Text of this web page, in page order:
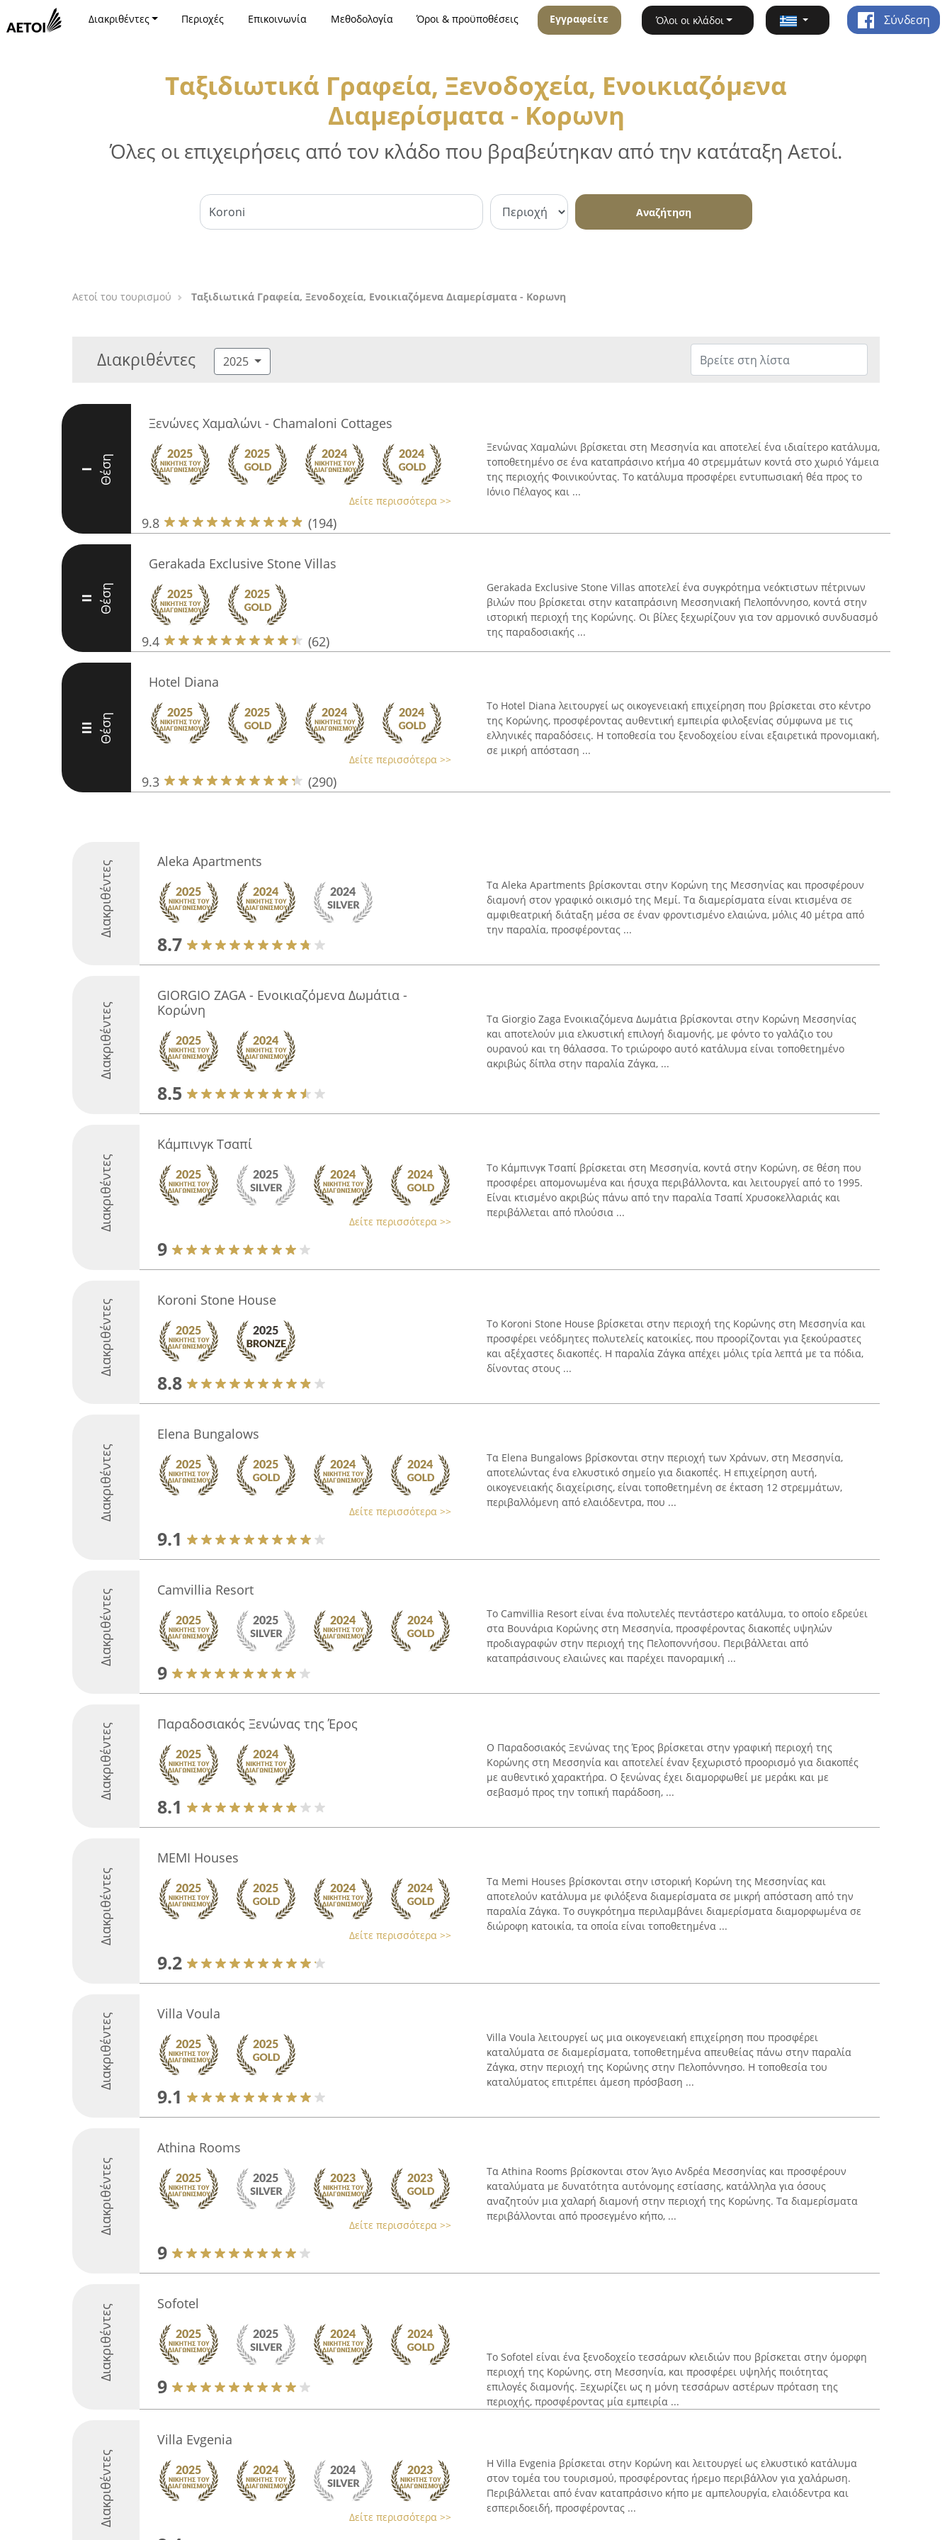
Διακριθέντες Περιοχές Επικοινωνία Μεθοδολογία Όροι & προϋποθέσεις Εγγραφείτε Όλοι οι κλάδοι Σύνδεση
Ταξιδιωτικά Γραφεία, Ξενοδοχεία, Ενοικιαζόμενα
Διαμερίσματα - Κορωνη
Όλες οι επιχειρήσεις από τον κλάδο που βραβεύτηκαν από την κατάταξη Αετοί.
Αναζήτηση
Αετοί του τουρισμού Ταξιδιωτικά Γραφεία, Ξενοδοχεία, Ενοικιαζόμενα Διαμερίσματα - Κορωνη
Διακριθέντες 2025
I Θέση
Ξενώνες Χαμαλώνι - Chamaloni Cottages
Δείτε περισσότερα >>
9.8 (194)
Ξενώνας Χαμαλώνι βρίσκεται στη Μεσσηνία και αποτελεί ένα ιδιαίτερο κατάλυμα,
τοποθετημένο σε ένα καταπράσινο κτήμα 40 στρεμμάτων κοντά στο χωριό Υάμεια
της περιοχής Φοινικούντας. Το κατάλυμα προσφέρει εντυπωσιακή θέα προς το
Ιόνιο Πέλαγος και ...
II Θέση
Gerakada Exclusive Stone Villas
9.4 (62)
Gerakada Exclusive Stone Villas αποτελεί ένα συγκρότημα νεόκτιστων πέτρινων
βιλών που βρίσκεται στην καταπράσινη Μεσσηνιακή Πελοπόννησο, κοντά στην
ιστορική περιοχή της Κορώνης. Οι βίλες ξεχωρίζουν για τον αρμονικό συνδυασμό
της παραδοσιακής ...
III Θέση
Hotel Diana
Δείτε περισσότερα >>
9.3 (290)
Το Hotel Diana λειτουργεί ως οικογενειακή επιχείρηση που βρίσκεται στο κέντρο
της Κορώνης, προσφέροντας αυθεντική εμπειρία φιλοξενίας σύμφωνα με τις
ελληνικές παραδόσεις. Η τοποθεσία του ξενοδοχείου είναι εξαιρετικά προνομιακή,
σε μικρή απόσταση ...
Διακριθέντες Aleka Apartments
8.7
Τα Aleka Apartments βρίσκονται στην Κορώνη της Μεσσηνίας και προσφέρουν
διαμονή στον γραφικό οικισμό της Μεμί. Τα διαμερίσματα είναι κτισμένα σε
αμφιθεατρική διάταξη μέσα σε έναν φροντισμένο ελαιώνα, μόλις 40 μέτρα από
την παραλία, προσφέροντας ...
Διακριθέντες
GIORGIO ZAGA - Ενοικιαζόμενα Δωμάτια -
Κορώνη
8.5
Τα Giorgio Zaga Ενοικιαζόμενα Δωμάτια βρίσκονται στην Κορώνη Μεσσηνίας
και αποτελούν μια ελκυστική επιλογή διαμονής, με φόντο το γαλάζιο του
ουρανού και τη θάλασσα. Το τριώροφο αυτό κατάλυμα είναι τοποθετημένο
ακριβώς δίπλα στην παραλία Ζάγκα, ...
Διακριθέντες
Κάμπινγκ Τσαπί
Δείτε περισσότερα >>
9
Το Κάμπινγκ Τσαπί βρίσκεται στη Μεσσηνία, κοντά στην Κορώνη, σε θέση που
προσφέρει απομονωμένα και ήσυχα περιβάλλοντα, και λειτουργεί από το 1995.
Είναι κτισμένο ακριβώς πάνω από την παραλία Τσαπί Χρυσοκελλαριάς και
περιβάλλεται από πλούσια ...
Διακριθέντες Koroni Stone House
8.8
Το Koroni Stone House βρίσκεται στην περιοχή της Κορώνης στη Μεσσηνία και
προσφέρει νεόδμητες πολυτελείς κατοικίες, που προορίζονται για ξεκούραστες
και αξέχαστες διακοπές. Η παραλία Ζάγκα απέχει μόλις τρία λεπτά με τα πόδια,
δίνοντας στους ...
Διακριθέντες
Elena Bungalows
Δείτε περισσότερα >>
9.1
Τα Elena Bungalows βρίσκονται στην περιοχή των Χράνων, στη Μεσσηνία,
αποτελώντας ένα ελκυστικό σημείο για διακοπές. Η επιχείρηση αυτή,
οικογενειακής διαχείρισης, είναι τοποθετημένη σε έκταση 12 στρεμμάτων,
περιβαλλόμενη από ελαιόδεντρα, που ...
Διακριθέντες Camvillia Resort
9
Το Camvillia Resort είναι ένα πολυτελές πεντάστερο κατάλυμα, το οποίο εδρεύει
στα Βουνάρια Κορώνης στη Μεσσηνία, προσφέροντας διακοπές υψηλών
προδιαγραφών στην περιοχή της Πελοποννήσου. Περιβάλλεται από
καταπράσινους ελαιώνες και παρέχει πανοραμική ...
Διακριθέντες Παραδοσιακός Ξενώνας της Έρος
8.1
Ο Παραδοσιακός Ξενώνας της Έρος βρίσκεται στην γραφική περιοχή της
Κορώνης στη Μεσσηνία και αποτελεί έναν ξεχωριστό προορισμό για διακοπές
με αυθεντικό χαρακτήρα. Ο ξενώνας έχει διαμορφωθεί με μεράκι και με
σεβασμό προς την τοπική παράδοση, ...
Διακριθέντες
MEMI Houses
Δείτε περισσότερα >>
9.2
Τα Memi Houses βρίσκονται στην ιστορική Κορώνη της Μεσσηνίας και
αποτελούν κατάλυμα με φιλόξενα διαμερίσματα σε μικρή απόσταση από την
παραλία Ζάγκα. Το συγκρότημα περιλαμβάνει διαμερίσματα διαμορφωμένα σε
διώροφη κατοικία, τα οποία είναι τοποθετημένα ...
Διακριθέντες Villa Voula
9.1
Villa Voula λειτουργεί ως μια οικογενειακή επιχείρηση που προσφέρει
καταλύματα σε διαμερίσματα, τοποθετημένα απευθείας πάνω στην παραλία
Ζάγκα, στην περιοχή της Κορώνης στην Πελοπόννησο. Η τοποθεσία του
καταλύματος επιτρέπει άμεση πρόσβαση ...
Διακριθέντες
Athina Rooms
Δείτε περισσότερα >>
9
Τα Athina Rooms βρίσκονται στον Άγιο Ανδρέα Μεσσηνίας και προσφέρουν
καταλύματα με δυνατότητα αυτόνομης εστίασης, κατάλληλα για όσους
αναζητούν μια χαλαρή διαμονή στην περιοχή της Κορώνης. Τα διαμερίσματα
περιβάλλονται από προσεγμένο κήπο, ...
Διακριθέντες Sofotel
9
Το Sofotel είναι ένα ξενοδοχείο τεσσάρων κλειδιών που βρίσκεται στην όμορφη
περιοχή της Κορώνης, στη Μεσσηνία, και προσφέρει υψηλής ποιότητας
επιλογές διαμονής. Ξεχωρίζει ως η μόνη τεσσάρων αστέρων πρόταση της
περιοχής, προσφέροντας μία εμπειρία ...
Διακριθέντες
Villa Evgenia
Δείτε περισσότερα >>
Η Villa Evgenia βρίσκεται στην Κορώνη και λειτουργεί ως ελκυστικό κατάλυμα
στον τομέα του τουρισμού, προσφέροντας ήρεμο περιβάλλον για χαλάρωση.
Περιβάλλεται από έναν καταπράσινο κήπο με αμπελουργία, ελαιόδεντρα και
εσπεριδοειδή, προσφέροντας ...